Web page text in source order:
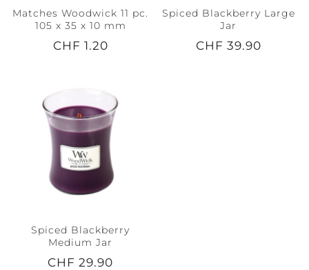
Matches Woodwick 11 pc.
105 x 35 x 10 mm
CHF 1.20
Spiced Blackberry Large
Jar
CHF 39.90
Spiced Blackberry
Medium Jar
CHF 29.90